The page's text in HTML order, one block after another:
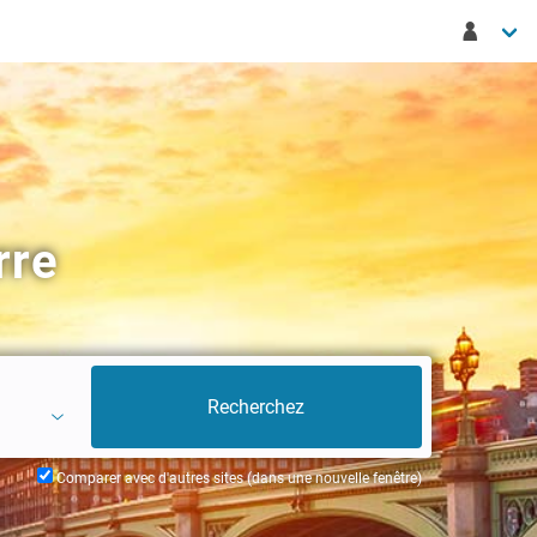
Comparer avec d'autres sites (dans une nouvelle fenêtre)